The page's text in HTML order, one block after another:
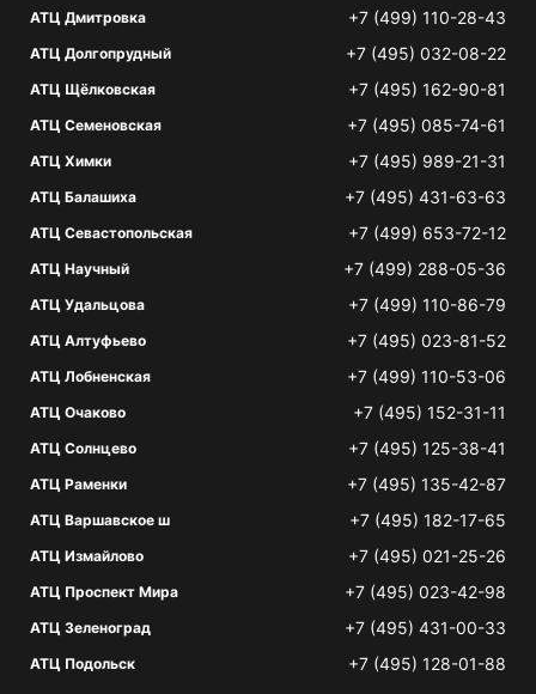
АТЦ Дмитровка +7 (499) 110-28-43
АТЦ Долгопрудный +7 (495) 032-08-22
АТЦ Щёлковская +7 (495) 162-90-81
АТЦ Семеновская +7 (495) 085-74-61
АТЦ Химки +7 (495) 989-21-31
АТЦ Балашиха +7 (495) 431-63-63
АТЦ Севастопольская +7 (499) 653-72-12
АТЦ Научный +7 (499) 288-05-36
АТЦ Удальцова +7 (499) 110-86-79
АТЦ Алтуфьево +7 (495) 023-81-52
АТЦ Лобненская +7 (499) 110-53-06
АТЦ Очаково +7 (495) 152-31-11
АТЦ Солнцево +7 (495) 125-38-41
АТЦ Раменки +7 (495) 135-42-87
АТЦ Варшавское ш +7 (495) 182-17-65
АТЦ Измайлово +7 (495) 021-25-26
АТЦ Проспект Мира +7 (495) 023-42-98
АТЦ Зеленоград +7 (495) 431-00-33
АТЦ Подольск +7 (495) 128-01-88